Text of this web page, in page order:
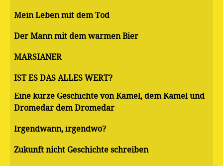
Mein Leben mit dem Tod
Der Mann mit dem warmen Bier
MARSIANER
IST ES DAS ALLES WERT?
Eine kurze Geschichte von Kamel, dem Kamel und
Dromedar dem Dromedar
Irgendwann, irgendwo?
Zukunft nicht Geschichte schreiben